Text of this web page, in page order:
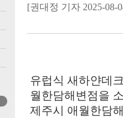
[권대정 기자 2025-08-
유럽식 새하얀데
월한담해변점을
제주시 애월한담